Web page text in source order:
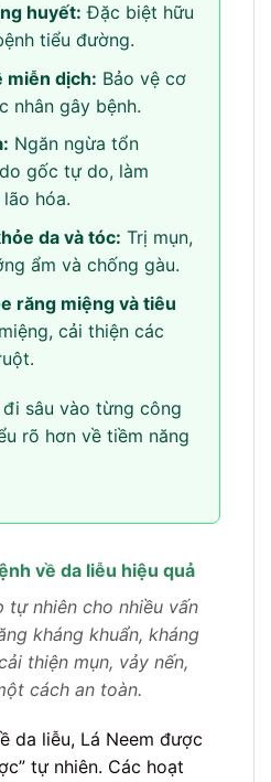
huyết: Đặc biệt hữu
tiểu đường.
miễn dịch: Bảo vệ cơ
nhân gây bệnh.
Ngăn ngừa tổn
gốc tự do, làm
hóa.
da và tóc: Trị mụn,
ẩm và chống gàu.
răng miệng và tiêu
cải thiện các
sâu vào từng công
rõ hơn về tiềm năng
về da liễu hiệu quả
tự nhiên cho nhiều vấn
kháng khuẩn, kháng
thiện mụn, vảy nến,
cách an toàn.
da liễu, Lá Neem được
tự nhiên. Các hoạt